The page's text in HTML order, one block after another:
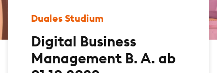
Duales Studium
Digital Business
Management B. A. ab